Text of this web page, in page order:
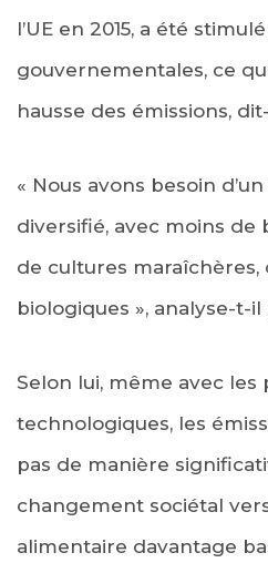
l’UE en 2015, a été
gouvernementales, ce
hausse des émissions,
« Nous avons besoin
diversifié, avec moins de
de cultures
biologiques », analyse-t-il
Selon lui, même avec les
technologiques, les
pas de manière
changement sociétal
alimentaire davantage